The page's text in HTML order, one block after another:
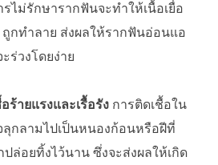
ไม่รักษารากฟันจะทำให้เนื้อเยื่อ
กทำลาย ส่งผลให้รากฟันอ่อนแอ
ร่วงโดยง่าย
ร้ายแรงและเรื้อรัง การติดเชื้อใน
กลามไปเป็นหนองก้อนหรือฝีที่
ล่อยทิ้งไว้นาน ซึ่งจะส่งผลให้เกิด